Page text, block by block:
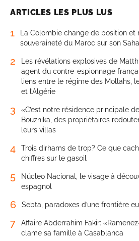
ARTICLES LES PLUS LUS
1
La Colombie change de position et
souveraineté du Maroc sur son
2
Les révélations explosives de
agent du contre-espionnage
liens entre le régime des Mollahs,
et l’Algérie
3
«C’est notre résidence principale
Bouznika, des propriétaires
leurs villas
4
Trois dirhams de trop? Ce que
chiffres sur le gasoil
5
Núcleo Nacional, le visage à
espagnol
6 Sebta, paradoxes d’une frontière
7
Affaire Abderrahim Fakir:
clame sa famille à Casablanca